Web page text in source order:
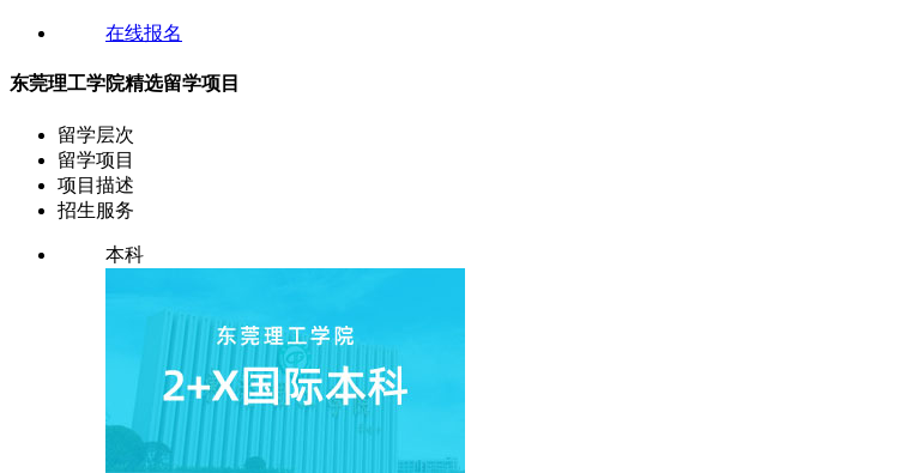
在线报名
东莞理工学院精选留学项目
留学层次
留学项目
项目描述
招生服务
本科